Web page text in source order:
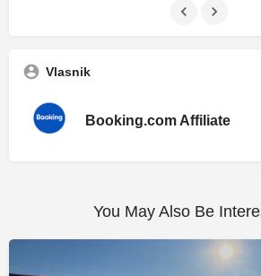
Vlasnik
Booking.com Affiliate
You May Also Be